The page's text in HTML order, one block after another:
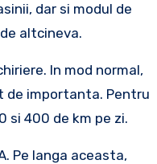
dar si modul de
altcineva.
In mod normal,
de importanta. Pentru
si 400 de km pe zi.
Pe langa aceasta,